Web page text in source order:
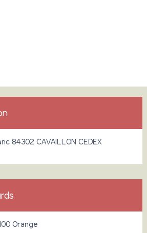
84302 CAVAILLON CEDEX
Orange